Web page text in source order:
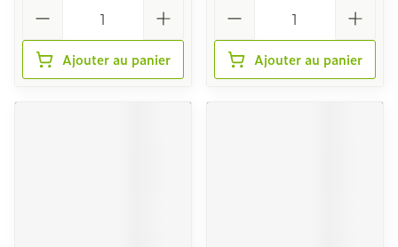
Ajouter au panier Ajouter au panier